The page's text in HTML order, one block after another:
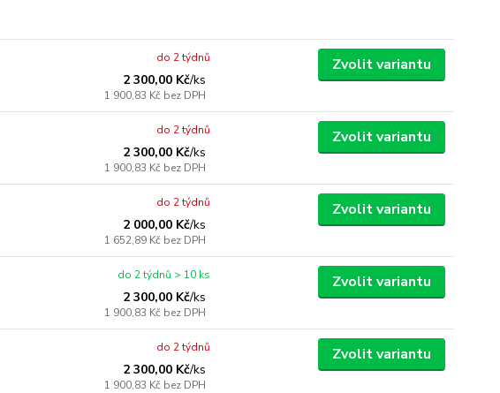
2 300,00 Kč/ks
1 900,83 Kč bez DPH
do 2 týdnů Zvolit variantu
2 300,00 Kč/ks
1 900,83 Kč bez DPH
do 2 týdnů Zvolit variantu
2 000,00 Kč/ks
1 652,89 Kč bez DPH
do 2 týdnů Zvolit variantu
2 300,00 Kč/ks
1 900,83 Kč bez DPH
do 2 týdnů > 10 ks Zvolit variantu
2 300,00 Kč/ks
1 900,83 Kč bez DPH
do 2 týdnů Zvolit variantu